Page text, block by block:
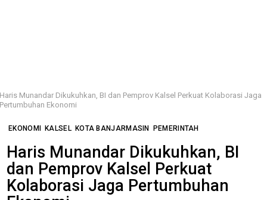
Haris Munandar Dikukuhkan, BI dan Pemprov Kalsel Perkuat Kolaborasi Jaga
Pertumbuhan Ekonomi
EKONOMI KALSEL KOTA BANJARMASIN PEMERINTAH
Haris Munandar Dikukuhkan, BI
dan Pemprov Kalsel Perkuat
Kolaborasi Jaga Pertumbuhan